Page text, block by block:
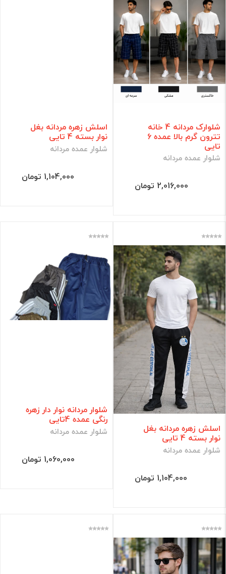
شلوارک مردانه 4 خانه
تترون گرم بالا عمده 6
تایی
شلوار عمده مردانه
2,016,000 تومان
اسلش زهره مردانه بغل
نوار بسته 4 تایی
شلوار عمده مردانه
1,104,000 تومان
اسلش زهره مردانه بغل
نوار بسته 4 تایی
شلوار عمده مردانه
1,104,000 تومان
شلوار مردانه نوار دار زهره
رنگی عمده 4تایی
شلوار عمده مردانه
1,060,000 تومان